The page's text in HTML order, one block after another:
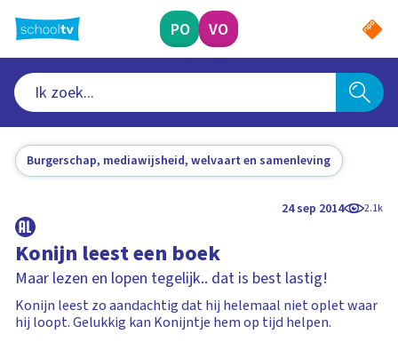
naar
hoofdinhoud
PO VO
Burgerschap, mediawijsheid, welvaart en samenleving
24 sep 2014 2.1k
Konijn leest een boek
Maar lezen en lopen tegelijk.. dat is best lastig!
Konijn leest zo aandachtig dat hij helemaal niet oplet waar
hij loopt. Gelukkig kan Konijntje hem op tijd helpen.